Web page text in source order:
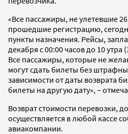
«Все пассажиры, не улетевшие
прошедшие регистрацию,
пункты назначения. Рейсы,
декабря с 00:00 часов до 10 утра
Все пассажиры, которые не
могут сдать билеты без
зависимости от даты возврата
билеты на другую дату», –
Возврат стоимости перевозки,
осуществляется в любой кассе
авиакомпании.